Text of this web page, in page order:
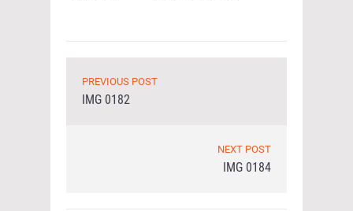
PREVIOUS POST
IMG 0182
NEXT POST
IMG 0184